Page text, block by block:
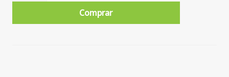
MasterChef
Comprar